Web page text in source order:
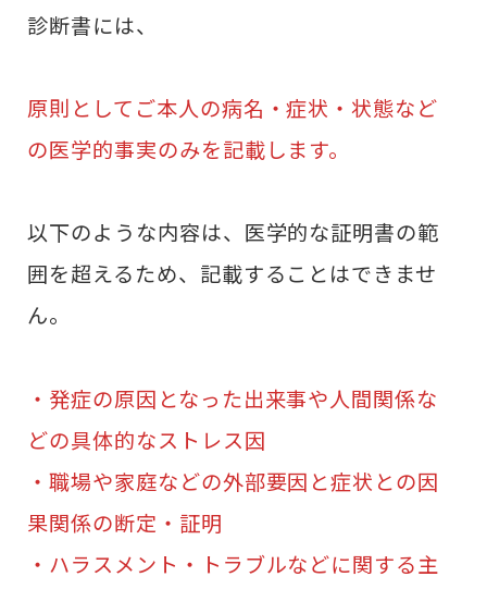
診断書には、
原則としてご本人の病名・症状・状態など
の医学的事実のみを記載します。
以下のような内容は、医学的な証明書の範
囲を超えるため、記載することはできませ
ん。
・発症の原因となった出来事や人間関係な
どの具体的なストレス因
・職場や家庭などの外部要因と症状との因
果関係の断定・証明
・ハラスメント・トラブルなどに関する主